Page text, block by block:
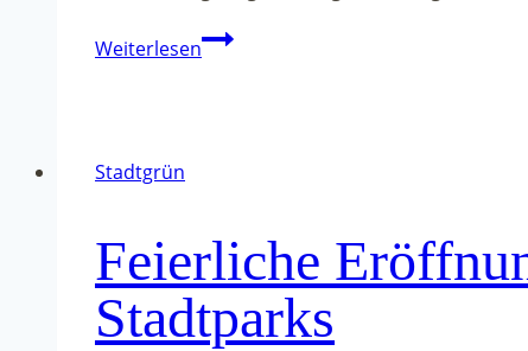
WeiterlesenErst
totgeredet,
Nord
Stadtgrün
Feierliche
Stadtparks